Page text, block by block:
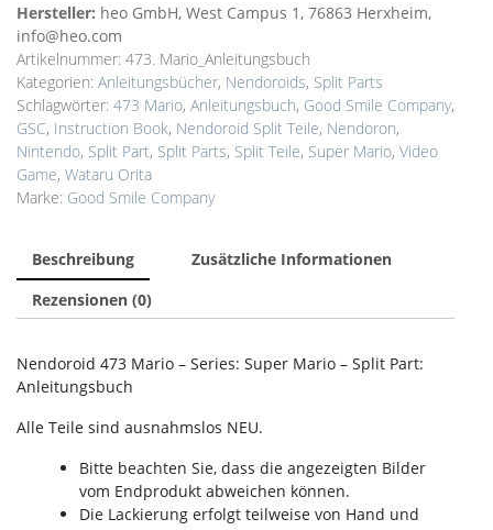
Hersteller: heo GmbH, West Campus 1, 76863 Herxheim,
info@heo.com
Artikelnummer: 473. Mario_Anleitungsbuch
Kategorien: Anleitungsbücher, Nendoroids, Split Parts
Schlagwörter: 473 Mario, Anleitungsbuch, Good Smile Company,
GSC, Instruction Book, Nendoroid Split Teile, Nendoron,
Nintendo, Split Part, Split Parts, Split Teile, Super Mario, Video
Game, Wataru Orita
Marke: Good Smile Company
Beschreibung
Zusätzliche Informationen
Rezensionen (0)
Nendoroid 473 Mario – Series: Super Mario – Split Part:
Anleitungsbuch
Alle Teile sind ausnahmslos NEU.
Bitte beachten Sie, dass die angezeigten Bilder
vom Endprodukt abweichen können.
Die Lackierung erfolgt teilweise von Hand und